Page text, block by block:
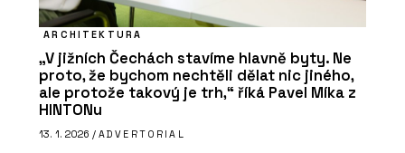
ARCHITEKTURA
„V jižních Čechách stavíme hlavně byty. Ne
proto, že bychom nechtěli dělat nic jiného,
ale protože takový je trh,“ říká Pavel Míka z
HINTONu
13. 1. 2026 / ADVERTORIAL